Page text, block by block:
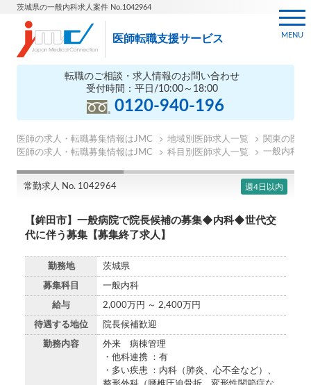
茨城県の一般内科求人案件 No.1042964
医師転職支援サービス
転職のご相談・求人情報のお問い合わせ
受付時間：平日/10:00～18:00
0120-940-196
MENU
医師の求人・転職募集情報はJMC 地域別医師求人一覧
関東の医師
医師の求人・転職募集情報はJMC
科目別医師求人一覧 一般内科の
常勤求人 No. 1042964 週4日以内
【鉾田市】一般病院で院長候補の募集◆内科◆世代交
代に伴う募集【募集終了求人】
勤務地 茨城県
募集科目 一般内科
給与 2,000万円 ～ 2,400万円
待遇する地位 院長候補歓迎
勤務内容
外来 病棟管理
・他科連携 ：有
・多い疾患 ：内科（肺炎、心不全など）、